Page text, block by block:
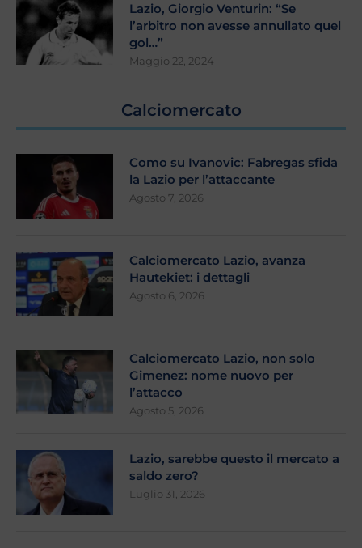
Lazio, Giorgio Venturin: “Se
l’arbitro non avesse annullato quel
gol…”
Maggio 22, 2024
Calciomercato
Como su Ivanovic: Fabregas sfida
la Lazio per l’attaccante
Agosto 7, 2026
Calciomercato Lazio, avanza
Hautekiet: i dettagli
Agosto 6, 2026
Calciomercato Lazio, non solo
Gimenez: nome nuovo per
l’attacco
Agosto 5, 2026
Lazio, sarebbe questo il mercato a
saldo zero?
Luglio 31, 2026